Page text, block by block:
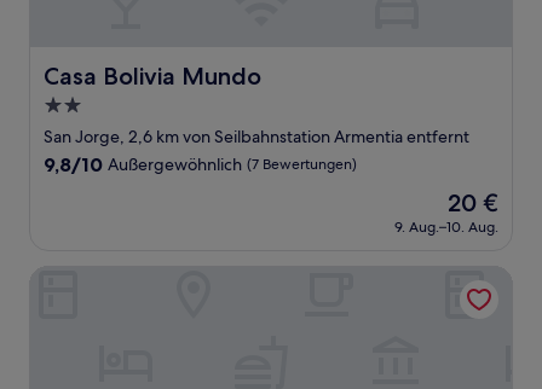
Casa Bolivia Mundo
Casa Bolivia Mundo
2.0-
Sterne-
Unterkunft
San Jorge, 2,6 km von Seilbahnstation Armentia entfernt
9.8
Bewertungen)
9,8/10 Außergewöhnlich (7 Bewertungen)
Der
Preis
beträgt
20 €
9. Aug.–10. Aug.